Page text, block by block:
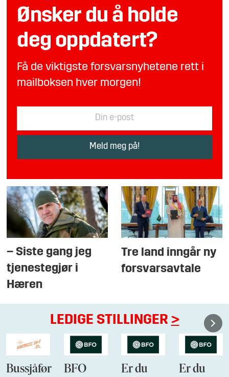
Ønsker du å holde
deg oppdatert?
Få de viktigste forsvarsnyhetene rett i
mailboksen hver morgen!
– Siste gang jeg
tjenestegjør i
Hæren
Tre land inngår ny
forsvarsavtale
LEDIGE STILLINGER >
Bussjåfør
BFO
Er du
Er du